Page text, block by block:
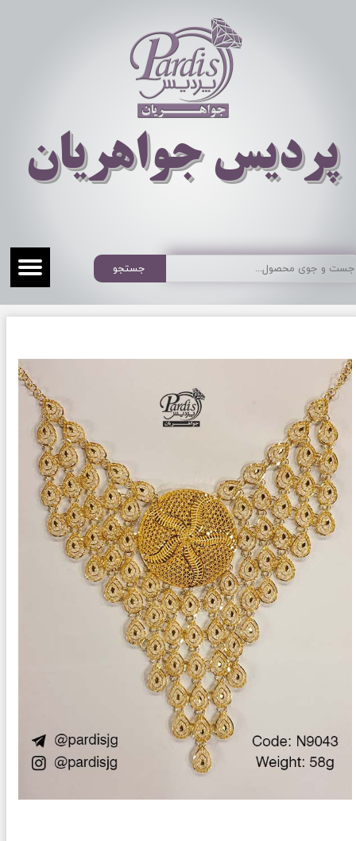
​​​​پردیس جواهریان
جستجو